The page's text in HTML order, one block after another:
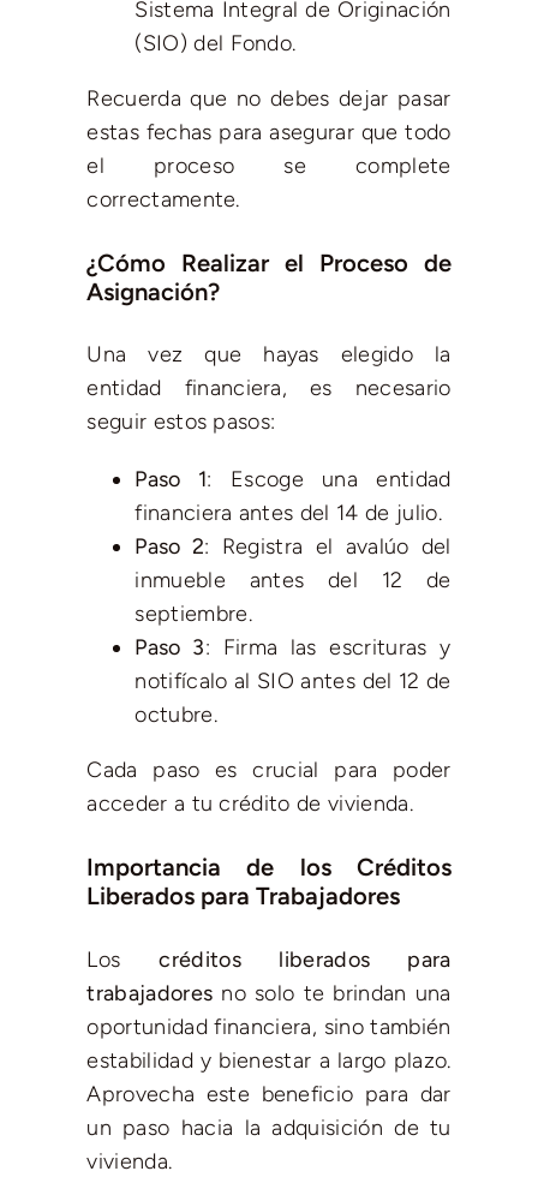
Sistema Integral de Originación
(SIO) del Fondo.
Recuerda que no debes dejar pasar
estas fechas para asegurar que todo
el proceso se complete
correctamente.
¿Cómo Realizar el Proceso de
Asignación?
Una vez que hayas elegido la
entidad financiera, es necesario
seguir estos pasos:
Paso 1: Escoge una entidad
financiera antes del 14 de julio.
Paso 2: Registra el avalúo del
inmueble antes del 12 de
septiembre.
Paso 3: Firma las escrituras y
notifícalo al SIO antes del 12 de
octubre.
Cada paso es crucial para poder
acceder a tu crédito de vivienda.
Importancia de los Créditos
Liberados para Trabajadores
Loscréditos liberados para
trabajadores no solo te brindan una
oportunidad financiera, sino también
estabilidad y bienestar a largo plazo.
Aprovecha este beneficio para dar
un paso hacia la adquisición de tu
vivienda.